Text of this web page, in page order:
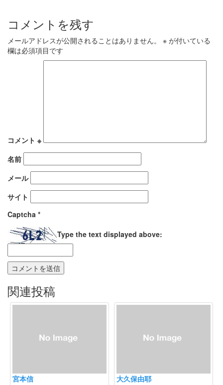
コメントを残す
メールアドレスが公開されることはありません。 ※ が付いている
欄は必須項目です
コメント ※
名前
メール
サイト
Captcha *
Type the text displayed above:
関連投稿
宮本信 大久保由耶